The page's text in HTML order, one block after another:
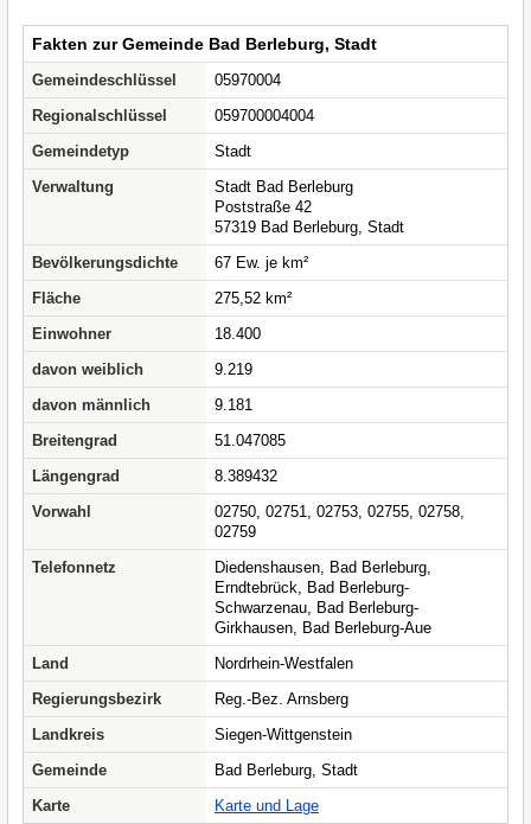
Fakten zur Gemeinde Bad Berleburg, Stadt
Gemeindeschlüssel
05970004
Regionalschlüssel
059700004004
Gemeindetyp
Stadt
Verwaltung
Stadt Bad Berleburg
Poststraße 42
57319 Bad Berleburg, Stadt
Bevölkerungsdichte
67 Ew. je km²
Fläche
275,52 km²
Einwohner
18.400
davon weiblich
9.219
davon männlich
9.181
Breitengrad
51.047085
Längengrad
8.389432
Vorwahl
02750, 02751, 02753, 02755, 02758,
02759
Telefonnetz
Diedenshausen, Bad Berleburg,
Erndtebrück, Bad Berleburg-
Schwarzenau, Bad Berleburg-
Girkhausen, Bad Berleburg-Aue
Land
Nordrhein-Westfalen
Regierungsbezirk
Reg.-Bez. Arnsberg
Landkreis
Siegen-Wittgenstein
Gemeinde
Bad Berleburg, Stadt
Karte
Karte und Lage